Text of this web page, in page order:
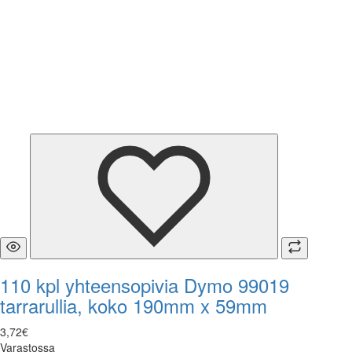
110 kpl yhteensopivia Dymo 99019
tarrarullia, koko 190mm x 59mm
3,72€
Varastossa